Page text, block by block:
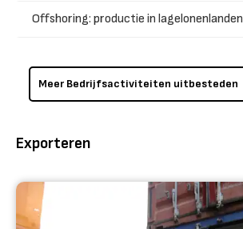
Offshoring: productie in lagelonenlanden
Meer Bedrijfsactiviteiten uitbesteden
Exporteren